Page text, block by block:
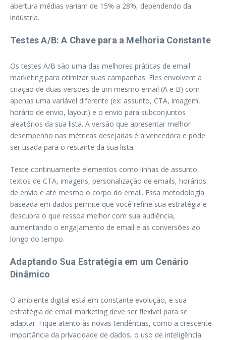
abertura médias variam de 15% a 28%, dependendo da
indústria.
Testes A/B: A Chave para a Melhoria Constante
Os testes A/B são uma das melhores práticas de email
marketing para otimizar suas campanhas. Eles envolvem a
criação de duas versões de um mesmo email (A e B) com
apenas uma variável diferente (ex: assunto, CTA, imagem,
horário de envio, layout) e o envio para subconjuntos
aleatórios da sua lista. A versão que apresentar melhor
desempenho nas métricas desejadas é a vencedora e pode
ser usada para o restante da sua lista.
Teste continuamente elementos como linhas de assunto,
textos de CTA, imagens, personalização de emails, horários
de envio e até mesmo o corpo do email. Essa metodologia
baseada em dados permite que você refine sua estratégia e
descubra o que ressoa melhor com sua audiência,
aumentando o engajamento de email e as conversões ao
longo do tempo.
Adaptando Sua Estratégia em um Cenário
Dinâmico
O ambiente digital está em constante evolução, e sua
estratégia de email marketing deve ser flexível para se
adaptar. Fique atento às novas tendências, como a crescente
importância da privacidade de dados, o uso de inteligência